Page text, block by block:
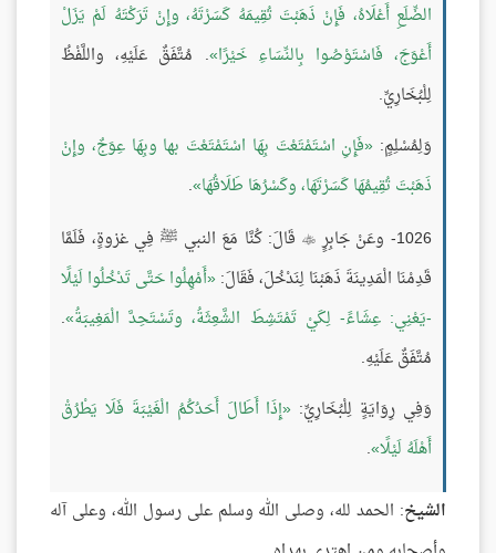
الضِّلَعِ أَعْلَاهُ، فَإِنْ ذَهَبْتَ تُقِيمَهُ كَسَرْتَهُ، وإِنْ تَرَكْتَهُ لَمْ يَزَلْ
أَعْوَجَ، فَاسْتَوْصُوا بِالنِّسَاءِ خَيْرًا . مُتَّفَقٌ عَلَيْهِ، واللَّفْظُ
لِلْبُخَارِيِّ.
وَلِمُسْلِمٍ: فَإِنِ اسْتَمْتَعْتَ بِهَا اسْتَمْتَعْتَ بها وبِهَا عِوَجٌ، وإِنْ
ذَهَبْتَ تُقِيمُهَا كَسَرْتَهَا، وكَسْرُهَا طَلَاقُهَا .
1026- وعَنْ جَابِرٍ
قَالَ: كُنَّا مَعَ النبي ﷺ فِي غزوةٍ، فَلَمَّا
قَدِمْنَا الْمَدِينَةَ ذَهَبْنَا لِنَدْخُلَ، فَقَالَ: أَمْهِلُوا حَتَّى تَدْخُلُوا لَيْلًا
-يَعْنِي: عِشَاءً- لِكَيْ تَمْتَشِطَ الشَّعِثَةُ، وتَسْتَحِدَّ الْمَغِيبَةُ .
مُتَّفَقٌ عَلَيْهِ.
وَفِي رِوَايَةٍ لِلْبُخَارِيِّ: إِذَا أَطَالَ أَحَدُكُمُ الْغَيْبَةَ فَلَا يَطْرُقْ
أَهْلَهُ لَيْلًا .
الشيخ: الحمد لله، وصلى الله وسلم على رسول الله، وعلى آله